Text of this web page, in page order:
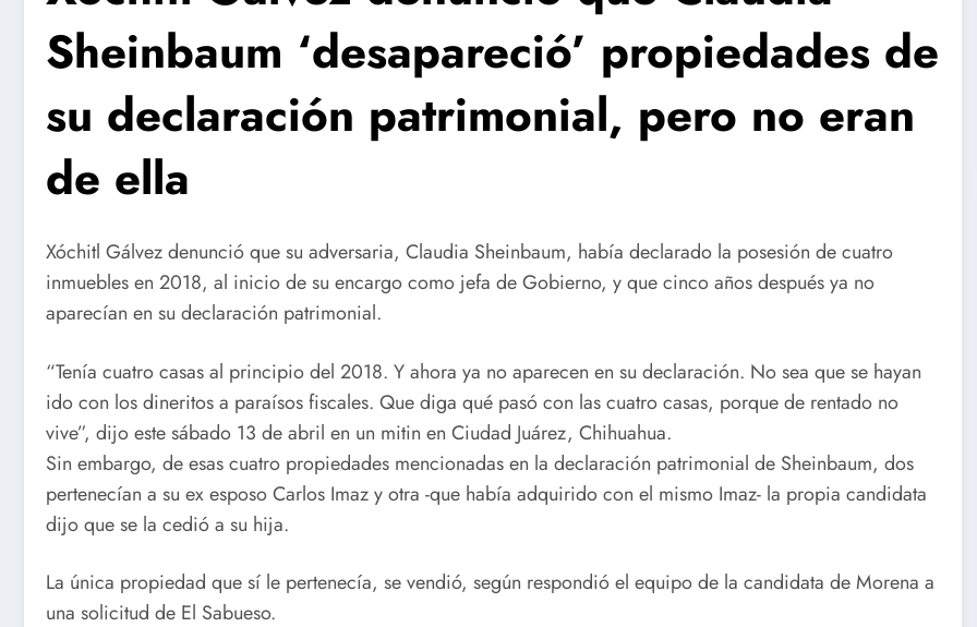
Sheinbaum ‘desapareció’ propiedades de
su declaración patrimonial, pero no eran
de ella
Xóchitl Gálvez denunció que su adversaria, Claudia Sheinbaum, había declarado la posesión de cuatro
inmuebles en 2018, al inicio de su encargo como jefa de Gobierno, y que cinco años después ya no
aparecían en su declaración patrimonial.
“Tenía cuatro casas al principio del 2018. Y ahora ya no aparecen en su declaración. No sea que se hayan
ido con los dineritos a paraísos fiscales. Que diga qué pasó con las cuatro casas, porque de rentado no
vive”, dijo este sábado 13 de abril en un mitin en Ciudad Juárez, Chihuahua.
Sin embargo, de esas cuatro propiedades mencionadas en la declaración patrimonial de Sheinbaum, dos
pertenecían a su ex esposo Carlos Imaz y otra -que había adquirido con el mismo Imaz- la propia candidata
dijo que se la cedió a su hija.
La única propiedad que sí le pertenecía, se vendió, según respondió el equipo de la candidata de Morena a
una solicitud de El Sabueso.